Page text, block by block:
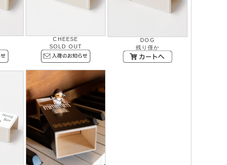
CHEESE
SOLD OUT
DOG
残り僅か